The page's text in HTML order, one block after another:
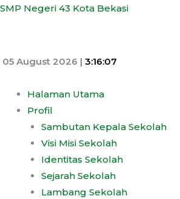
Skip
SMP Negeri 43 Kota Bekasi
05 August 2026 | 3:16:08
Menu
Halaman Utama
Profil
Sambutan Kepala Sekolah
Visi Misi Sekolah
Identitas Sekolah
Sejarah Sekolah
Lambang Sekolah